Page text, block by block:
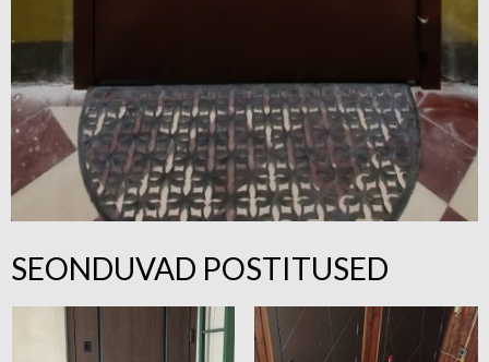
SEONDUVAD POSTITUSED